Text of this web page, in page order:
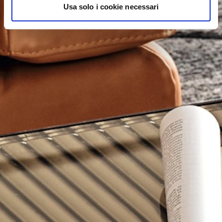
Usa solo i cookie necessari